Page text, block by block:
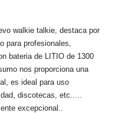
walkie talkie, destaca por
para profesionales,
bateria de LITIO de 1300
nos proporciona una
es ideal para uso
discotecas, etc.....
excepcional..